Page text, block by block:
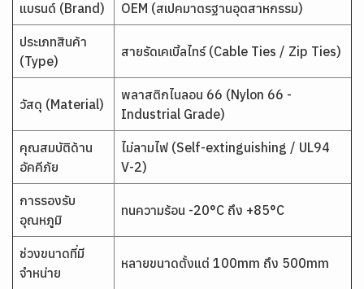
แบรนด์ (Brand) OEM (สเปคมาตรฐานอุตสาหกรรม)
ประเภทสินค้า
(Type)
สายรัดเคเบิ้ลไทร์ (Cable Ties / Zip Ties)
วัสดุ (Material)
พลาสติกไนลอน 66 (Nylon 66 -
Industrial Grade)
คุณสมบัติด้าน
อัคคีภัย
ไม่ลามไฟ (Self-extinguishing / UL94
V-2)
การรองรับ
อุณหภูมิ
ทนความร้อน -20°C ถึง +85°C
ช่วงขนาดที่มี
จำหน่าย
หลายขนาดตั้งแต่ 100mm ถึง 500mm